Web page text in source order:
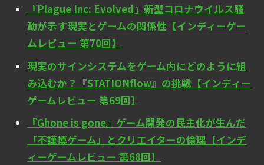
『Plague Inc: Evolved』新型コロナウイルス騒
動が示す現実とゲームの関係性【インディーゲー
ムレビュー 第70回】
現実のサインシステムをゲーム内にどのように組
み込むか？『STATIONflow』の挑戦【インディー
ゲームレビュー 第69回】
『Ghone is gone』ゲーム開発の民主化が生んだ
「不謹慎ゲーム」とクリエイターの倫理【インデ
ィーゲームレビュー 第68回】